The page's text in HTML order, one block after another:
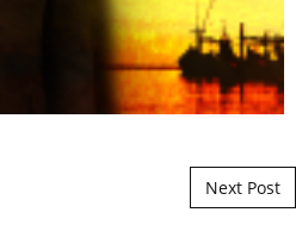
Next Post